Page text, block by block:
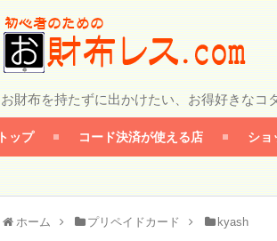
お財布を持たずに出かけたい、お得好きなコ
トップ コード決済が使える店 ショ
ホーム プリペイドカード kyash